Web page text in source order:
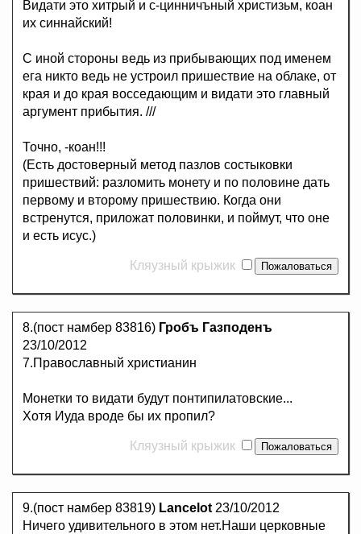
Видати это хитрый и с-цинничъный христизьм, коан
их синнайский!
С иной стороны ведь из прибывающих под именем
ега никто ведь не устроил пришествие на облаке, от
края и до края восседающим и видати это главный
аргумент прибытия. ///
Точно, -коан!!!
(Есть достоверный метод пазлов состыковки
пришествий: разломить монету и по половине дать
первому и второму пришествию. Когда они
встренутся, приложат половинки, и поймут, что оне
и есть исус.)
Кляузный крыжик
8.(пост намбер 83816) Гробъ Газподенъ
23/10/2012
7.Православный христианин
Монетки то видати будут понтипилатовские...
Хотя Иуда вроде бы их пропил?
Кляузный крыжик
9.(пост намбер 83819) Lancelot 23/10/2012
Ничего удивительного в этом нет.Наши церковные